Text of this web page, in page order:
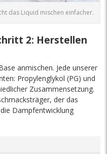
das Liquid mischen einfacher.
2: Herstellen
anmischen. Jede unserer
Propylenglykol (PG) und
Zusammensetzung.
der das
Dampfentwicklung